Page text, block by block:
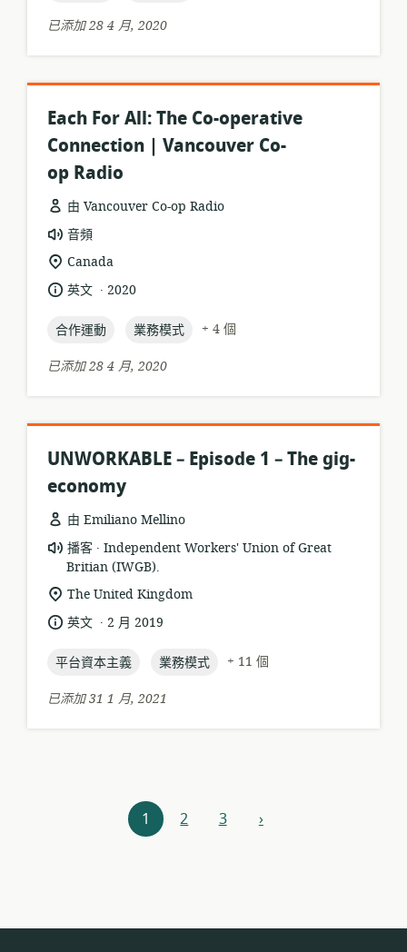
已添加 28 4 月, 2020
Each For All: The Co-operative
Connection | Vancouver Co-
op Radio
由 Vancouver Co-op Radio
資
源
式:
音頻
相
關
位
置:
Canada
語 英文 .
發
日
2020
topic:
合作運動 topic:
業務模式
+ 4 個
已添加 28 4 月, 2020
UNWORKABLE – Episode 1 – The gig-
economy
由 Emiliano Mellino
資
源
格
播客 .
發
布
者:
Independent Workers' Union of Great
Britian (IWGB).
相
關
位
置:
The United Kingdom
語 英文 .
發
日
2 月 2019
topic:
平台資本主義 topic:
業務模式
+ 11 個
已添加 31 1 月, 2021
1 2 3 下
›